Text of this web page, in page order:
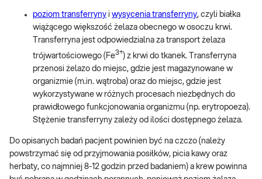
poziom transferryny i wysycenia transferryny, czyli białka
wiążącego większość żelaza obecnego w osoczu krwi.
Transferryna jest odpowiedzialna za transport żelaza
trójwartościowego (Fe3+) z krwi do tkanek. Transferryna
przenosi żelazo do miejsc, gdzie jest magazynowane w
organizmie (m.in. wątroba) oraz do miejsc, gdzie jest
wykorzystywane w różnych procesach niezbędnych do
prawidłowego funkcjonowania organizmu (np. erytropoeza).
Stężenie transferryny zależy od ilości dostępnego żelaza.
Do opisanych badań pacjent powinien być na czczo (należy
powstrzymać się od przyjmowania posiłków, picia kawy oraz
herbaty, co najmniej 8-12 godzin przed badaniem) a krew powinna